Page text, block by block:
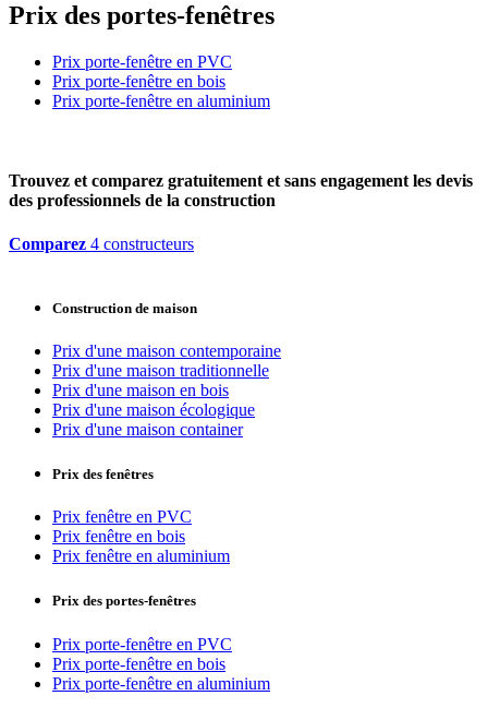
Prix des portes-fenêtres
Prix porte-fenêtre en PVC
Prix porte-fenêtre en bois
Prix porte-fenêtre en aluminium
Trouvez et comparez gratuitement et sans engagement les devis
des professionnels de la construction
Comparez 4 constructeurs
Construction de maison
Prix d'une maison contemporaine
Prix d'une maison traditionnelle
Prix d'une maison en bois
Prix d'une maison écologique
Prix d'une maison container
Prix des fenêtres
Prix fenêtre en PVC
Prix fenêtre en bois
Prix fenêtre en aluminium
Prix des portes-fenêtres
Prix porte-fenêtre en PVC
Prix porte-fenêtre en bois
Prix porte-fenêtre en aluminium